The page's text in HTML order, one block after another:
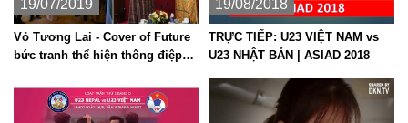
19/07/2019
Vỏ Tương Lai - Cover of Future
bức tranh thể hiện thông điệp
19/08/2018
TRỰC TIẾP: U23 VIỆT NAM vs
U23 NHẬT BẢN | ASIAD 2018